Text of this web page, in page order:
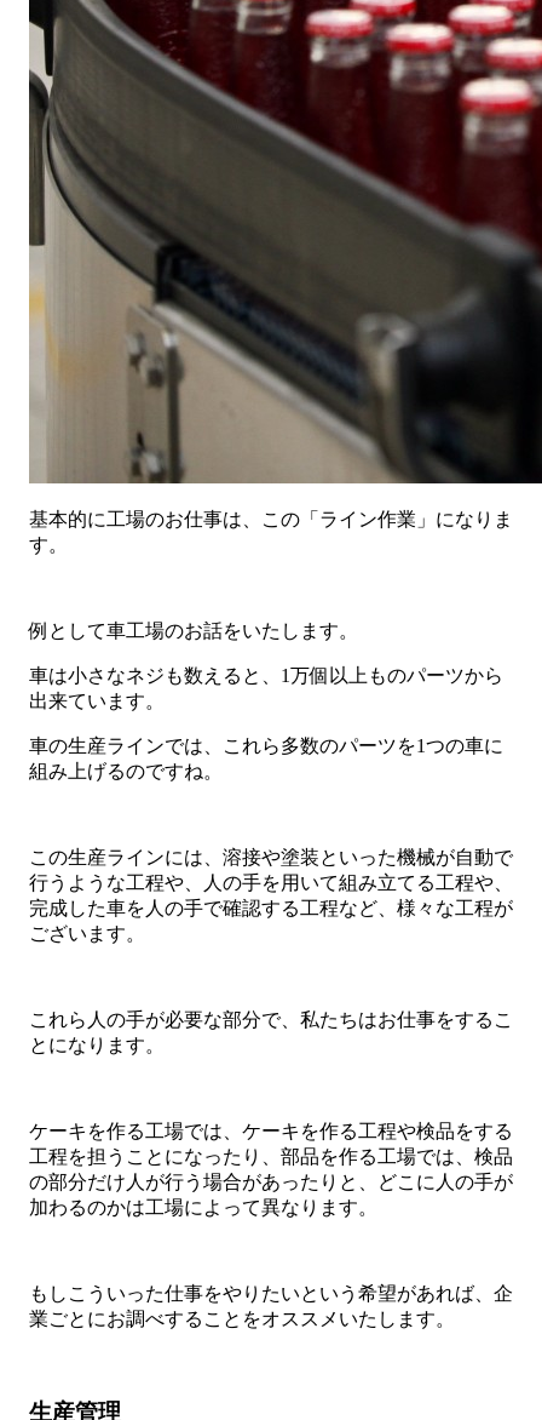
基本的に工場のお仕事は、この「ライン作業」になりま
す。
例として車工場のお話をいたします。
車は小さなネジも数えると、1万個以上ものパーツから
出来ています。
車の生産ラインでは、これら多数のパーツを1つの車に
組み上げるのですね。
この生産ラインには、溶接や塗装といった機械が自動で
行うような工程や、人の手を用いて組み立てる工程や、
完成した車を人の手で確認する工程など、様々な工程が
ございます。
これら人の手が必要な部分で、私たちはお仕事をするこ
とになります。
ケーキを作る工場では、ケーキを作る工程や検品をする
工程を担うことになったり、部品を作る工場では、検品
の部分だけ人が行う場合があったりと、どこに人の手が
加わるのかは工場によって異なります。
もしこういった仕事をやりたいという希望があれば、企
業ごとにお調べすることをオススメいたします。
生産管理